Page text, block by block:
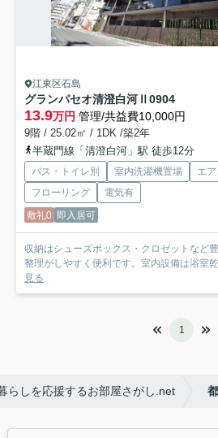
江東区石島
グランパセオ清澄白河Ⅱ 0904
13.9万円 管理/共益費10,000円
9階 / 25.02㎡ / 1DK /築2年
半蔵門線「清澄白河」駅 徒歩12分
バス・トイレ別 室内洗濯機置場 エ
フローリング
電気有
敷礼0 即入居可
収納はシューズボックス・クロゼットなど
整理がしやすく便利です。室内設備は浴室
見る
1
らしを応援するお部屋さがし.net